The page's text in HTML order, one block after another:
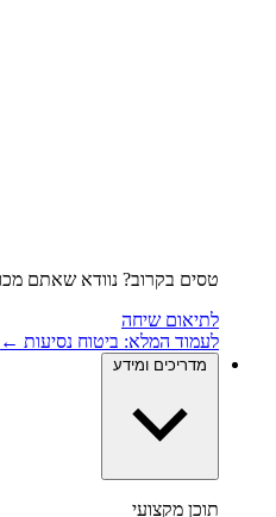
טסים בקרוב? נוודא שאתם
לתיאום שיחה
לעמוד המלא: ביטוח נסיעות ←
מדריכים ומידע
תוכן מקצועי